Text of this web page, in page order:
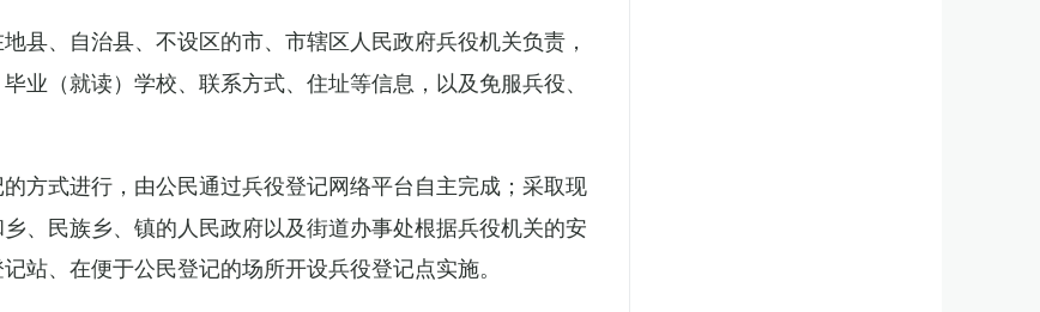
县、自治县、不设区的市、市辖区人民政府兵役机关负责，
业（就读）学校、联系方式、住址等信息，以及免服兵役、
方式进行，由公民通过兵役登记网络平台自主完成；采取现
、民族乡、镇的人民政府以及街道办事处根据兵役机关的安
站、在便于公民登记的场所开设兵役登记点实施。